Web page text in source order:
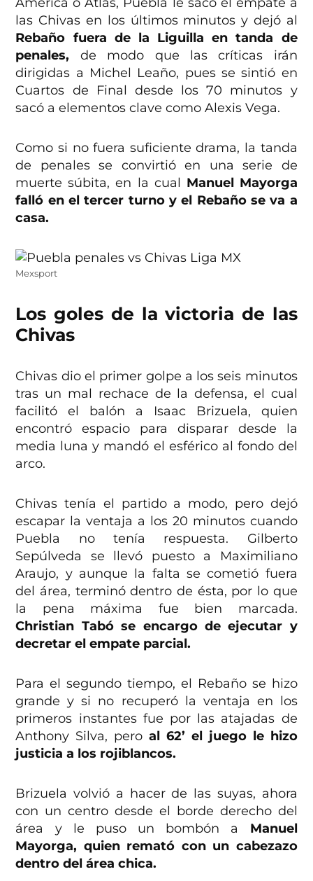
las Chivas en los últimos minutos y dejó al
Rebaño fuera de la Liguilla en tanda de
penales, de modo que las críticas irán
dirigidas a Michel Leaño, pues se sintió en
Cuartos de Final desde los 70 minutos y
sacó a elementos clave como Alexis Vega.
Como si no fuera suficiente drama, la tanda
de penales se convirtió en una serie de
muerte súbita, en la cual Manuel Mayorga
falló en el tercer turno y el Rebaño se va a
casa.
Mexsport
Los goles de la victoria de las
Chivas
Chivas dio el primer golpe a los seis minutos
tras un mal rechace de la defensa, el cual
facilitó el balón a Isaac Brizuela, quien
encontró espacio para disparar desde la
media luna y mandó el esférico al fondo del
arco.
Chivas tenía el partido a modo, pero dejó
escapar la ventaja a los 20 minutos cuando
Puebla no tenía respuesta. Gilberto
Sepúlveda se llevó puesto a Maximiliano
Araujo, y aunque la falta se cometió fuera
del área, terminó dentro de ésta, por lo que
la pena máxima fue bien marcada.
Christian Tabó se encargo de ejecutar y
decretar el empate parcial.
Para el segundo tiempo, el Rebaño se hizo
grande y si no recuperó la ventaja en los
primeros instantes fue por las atajadas de
Anthony Silva, peroal 62’ el juego le hizo
justicia a los rojiblancos.
Brizuela volvió a hacer de las suyas, ahora
con un centro desde el borde derecho del
área y le puso un bombón a Manuel
Mayorga, quien remató con un cabezazo
dentro del área chica.